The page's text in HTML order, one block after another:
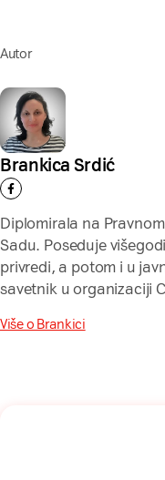
Autor
Brankica Srdić
Diplomirala na
Sadu. Poseduje
privredi, a potom i u
savetnik u organizaciji
Više o Brankici